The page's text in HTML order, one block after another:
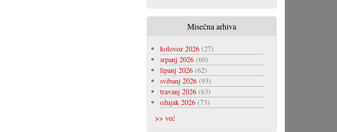
Misečna arhiva
kolovoz 2026(27)
srpanj 2026(60)
lipanj 2026(62)
svibanj 2026(93)
travanj 2026(63)
ožujak 2026(73)
>> već